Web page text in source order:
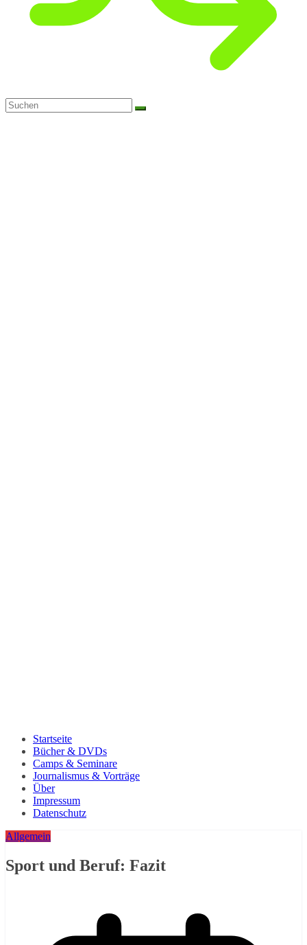
Startseite
Bücher & DVDs
Camps & Seminare
Journalismus & Vorträge
Über
Impressum
Datenschutz
Allgemein
Sport und Beruf: Fazit